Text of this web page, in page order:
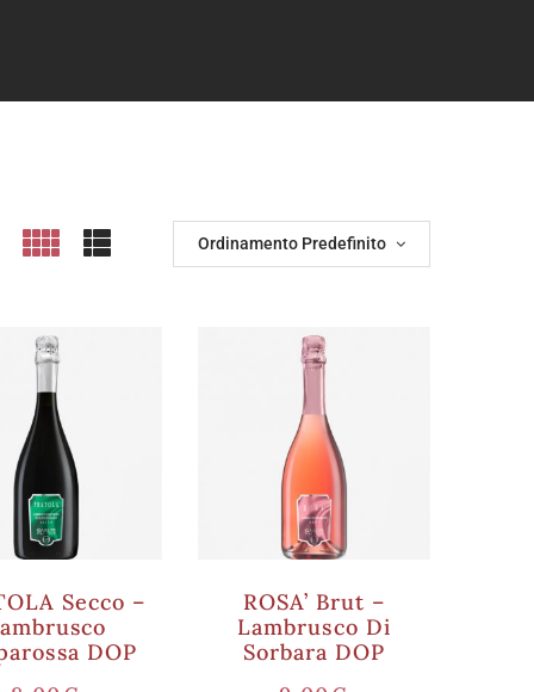
Ordinamento Predefinito
Secco –
DOP
ROSA’ Brut –
Lambrusco Di
Sorbara DOP